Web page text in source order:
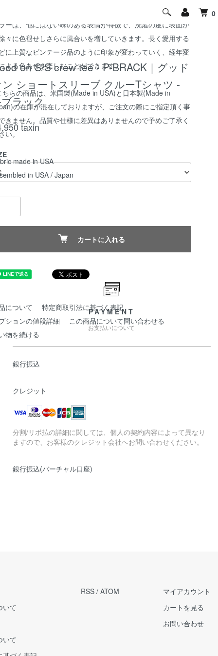
0
on S/S crew tee - P-BRACK｜グッド
ショートスリーブ クルーTシャツ -
ラック
taxin
カートに入れる
について
特定商取引法に基づく表記
ションの値段詳細
この商品について問い合わせる
物を続ける
の凹凸に擦れた色の濃淡が際立つPigment Dye（顔料染め）
ーは、他にはない味のある表情が特徴で、洗濯の度に表面か
々に色褪せしさらに風合いを増していきます。長く愛用する
に上質なビンテージ品のように印象が変わっていく、経年変
よる色あせを楽しむことができます。
ちらの商品は、米国製(Made in USA)と日本製(Made in
の在庫が混在しておりますが、ご注文の際にご指定頂く事
きません。品質や仕様に差異はありませんので予めご了承く
い。
made in USA
in USA / Japan
PAYMENT
お支払いについて
銀行振込
クレジット
分割/リボ払の詳細に関しては、個人の契約内容によって異なり
ますので、お客様のクレジット会社へお問い合わせください。
銀行振込(バーチャル口座)
いて
いて
RSS / ATOM
マイアカウント
カートを見る
お問い合わせ